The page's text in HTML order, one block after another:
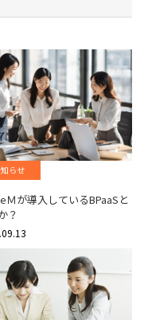
らせ
Ｍが導入しているBPaaSと
？